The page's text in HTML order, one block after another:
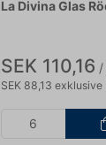
La Divina Glas
SEK 110,16 /
SEK 88,13 exklusive